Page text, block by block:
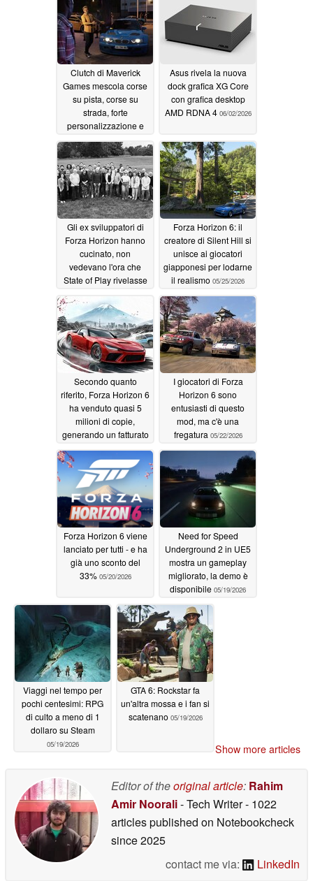
Clutch di Maverick
Games mescola corse
su pista, corse su
strada, forte
personalizzazione e
06/03/2026
Asus rivela la nuova
dock grafica XG Core
con grafica desktop
AMD RDNA 4 06/02/2026
Gli ex sviluppatori di
Forza Horizon hanno
cucinato, non
vedevano l'ora che
State of Play rivelasse
AAA05/28/2026
Forza Horizon 6: il
creatore di Silent Hill si
unisce ai giocatori
giapponesi per lodarne
il realismo 05/25/2026
Secondo quanto
riferito, Forza Horizon 6
ha venduto quasi 5
milioni di copie,
generando un fatturato
dollari05/22/2026
I giocatori di Forza
Horizon 6 sono
entusiasti di questo
mod, ma c'è una
fregatura 05/22/2026
Forza Horizon 6 viene
lanciato per tutti - e ha
già uno sconto del
33% 05/20/2026
Need for Speed
Underground 2 in UE5
mostra un gameplay
migliorato, la demo è
disponibile 05/19/2026
Viaggi nel tempo per
pochi centesimi: RPG
di culto a meno di 1
dollaro su Steam
05/19/2026
GTA 6: Rockstar fa
un'altra mossa e i fan si
scatenano 05/19/2026
Show more articles
Editor of theoriginal article: Rahim
Amir Noorali- Tech Writer- 1022
articles published on Notebookcheck
since 2025
contact me via:
LinkedIn